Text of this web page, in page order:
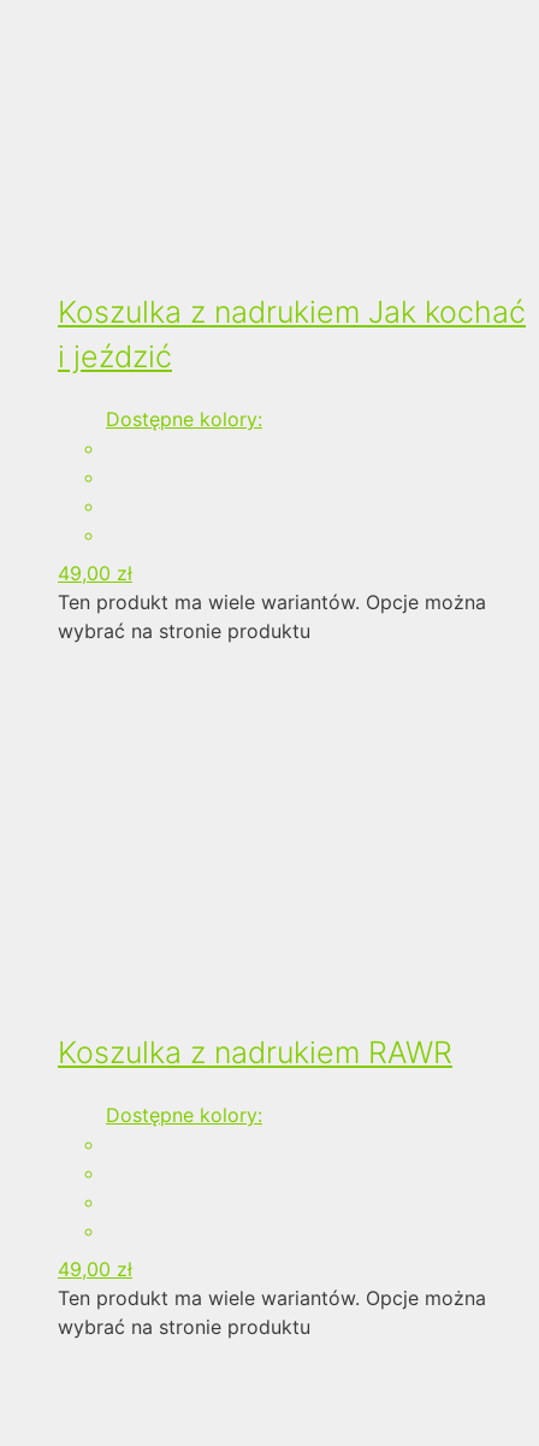
Koszulka z nadrukiem Jak kochać
i jeździć
Dostępne kolory:
49,00 zł
Ten produkt ma wiele wariantów. Opcje można
wybrać na stronie produktu
Koszulka z nadrukiem RAWR
Dostępne kolory:
49,00 zł
Ten produkt ma wiele wariantów. Opcje można
wybrać na stronie produktu